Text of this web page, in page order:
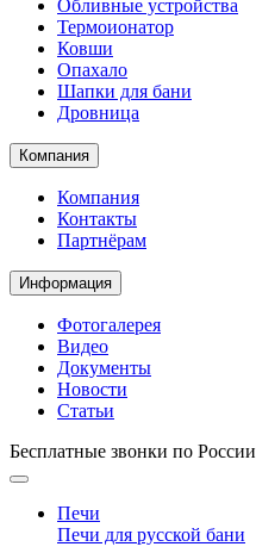
Обливные устройства
Термоионатор
Ковши
Опахало
Шапки для бани
Дровница
Компания
Компания
Контакты
Партнёрам
Информация
Фотогалерея
Видео
Документы
Новости
Статьи
Бесплатные звонки по России
Печи
Печи для русской бани